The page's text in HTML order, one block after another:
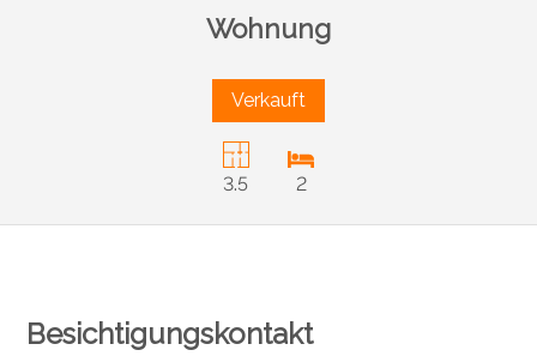
Wohnung
Verkauft
3.5 2
Besichtigungskontakt